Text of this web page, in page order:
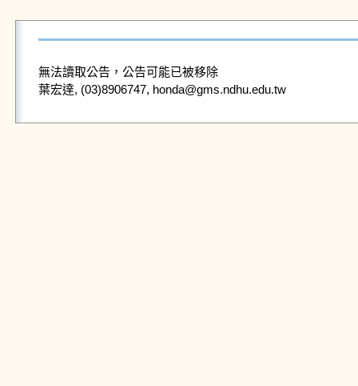
無法讀取公告，公告可能已被移除
葉宏達, (03)8906747, honda@gms.ndhu.edu.tw